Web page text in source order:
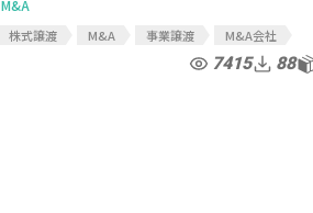
M&A
株式譲渡 M&A 事業譲渡
M&A会社
M&A関連
M&A関連契約書
7415 88